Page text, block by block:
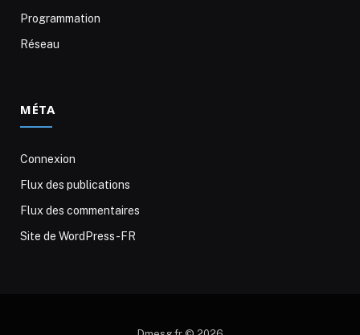
Programmation
Réseau
MÉTA
Connexion
Flux des publications
Flux des commentaires
Site de WordPress-FR